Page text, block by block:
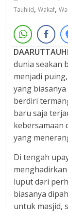
Tauhiid,Wakaf,
dunia seakan
menjadi
yang
berdiri
baru saja
kebersamaan
yang
Di tengah
luput dari
biasanya
untuk masjid,